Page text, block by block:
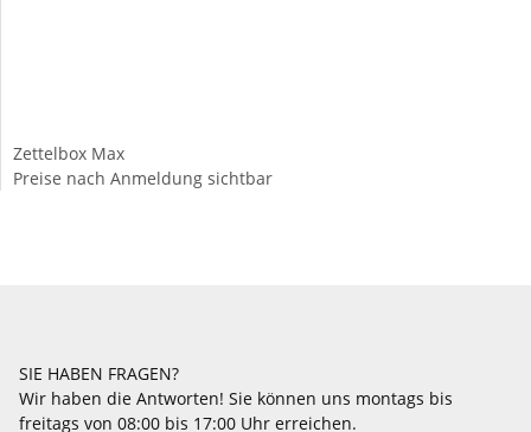
Zettelbox Max
Preise nach Anmeldung sichtbar
SIE HABEN FRAGEN?
Wir haben die Antworten! Sie können uns montags bis
freitags von 08:00 bis 17:00 Uhr erreichen.